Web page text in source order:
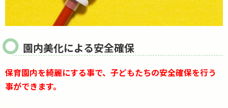
園内美化による安全確保
保育園内を綺麗にする事で、子どもたちの安全確保を行う
事ができます。